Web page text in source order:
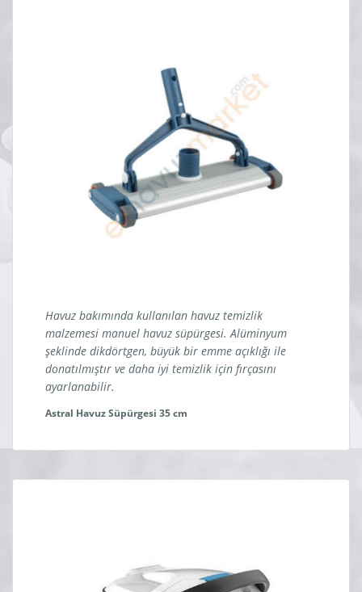
Havuz bakımında kullanılan havuz temizlik
malzemesi manuel havuz süpürgesi. Alüminyum
şeklinde dikdörtgen, büyük bir emme açıklığı ile
donatılmıştır ve daha iyi temizlik için fırçasını
ayarlanabilir.
Astral Havuz Süpürgesi 35 cm